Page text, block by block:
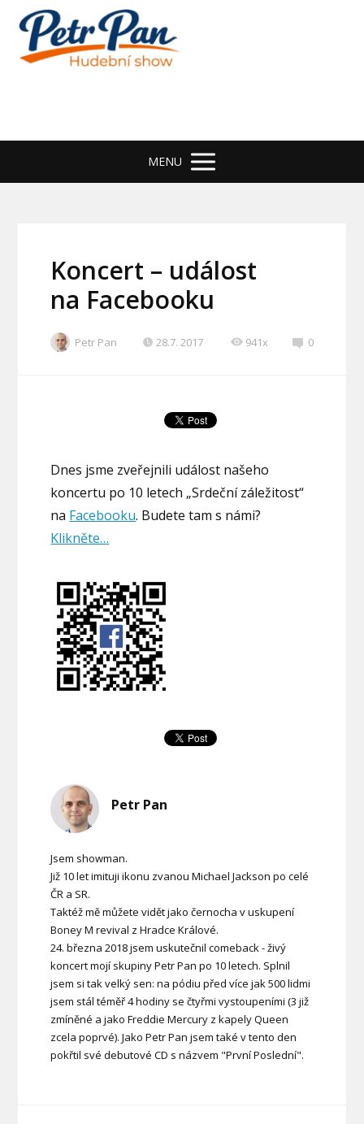
MENU
Koncert – událost
na Facebooku
Petr Pan 28.7. 2017 0
941x
Dnes jsme zveřejnili událost našeho
koncertu po 10 letech „Srdeční záležitost“
na Facebooku. Budete tam s námi?
Klikněte…
Petr Pan
Jsem showman.
Již 10 let imituji ikonu zvanou Michael Jackson po celé
ČR a SR.
Taktéž mě můžete vidět jako černocha v uskupení
Boney M revival z Hradce Králové.
24. března 2018 jsem uskutečnil comeback - živý
koncert mojí skupiny Petr Pan po 10 letech. Splnil
jsem si tak velký sen: na pódiu před více jak 500 lidmi
jsem stál téměř 4 hodiny se čtyřmi vystoupeními (3 již
zmíněné a jako Freddie Mercury z kapely Queen
zcela poprvé). Jako Petr Pan jsem také v tento den
pokřtil své debutové CD s názvem "První Poslední".